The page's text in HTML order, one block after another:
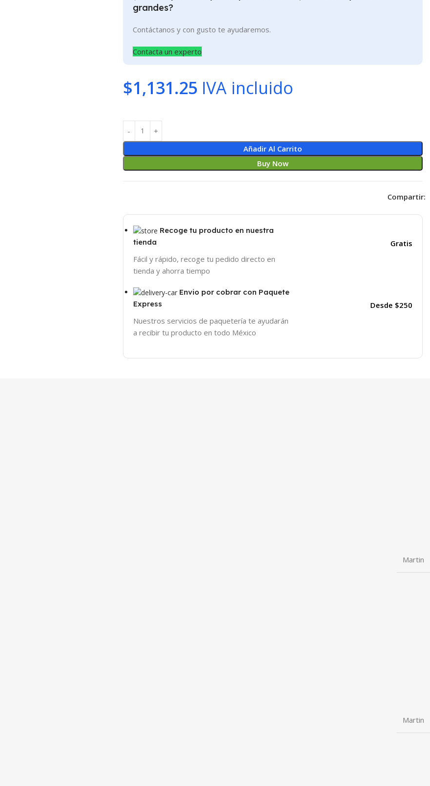
grandes?
Contáctanos y con gusto te ayudaremos.
Contacta un experto
$1,131.25 IVA incluido
Añadir Al Carrito
Buy Now
Compartir:
Recoge tu producto en nuestra
tienda
Fácil y rápido, recoge tu pedido directo en
tienda y ahorra tiempo
Gratis
Envio por cobrar con Paquete
Express
Nuestros servicios de paquetería te ayudarán
a recibir tu producto en todo México
Desde $250
Martin
Martin